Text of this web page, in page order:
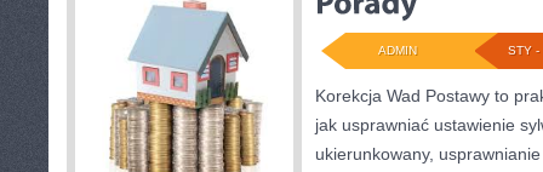
STY -
ADMIN
Korekcja Wad Postawy to
jak usprawniać ustawienie
ukierunkowany,